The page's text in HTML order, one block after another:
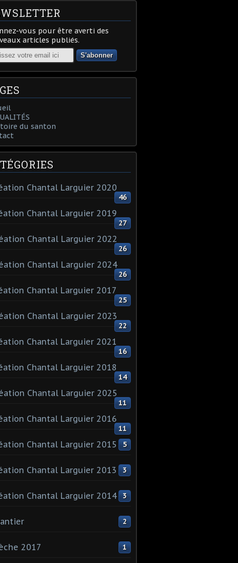
vous pour être averti des
articles publiés.
du santon
Chantal Larguier 2020
46
Chantal Larguier 2019
27
Chantal Larguier 2022
26
Chantal Larguier 2024
26
Chantal Larguier 2017
25
Chantal Larguier 2023
22
Chantal Larguier 2021
16
Chantal Larguier 2018
14
Chantal Larguier 2025
11
Chantal Larguier 2016
11
Chantal Larguier 2015 5
Chantal Larguier 2013 3
Chantal Larguier 2014 3
2
2017 1